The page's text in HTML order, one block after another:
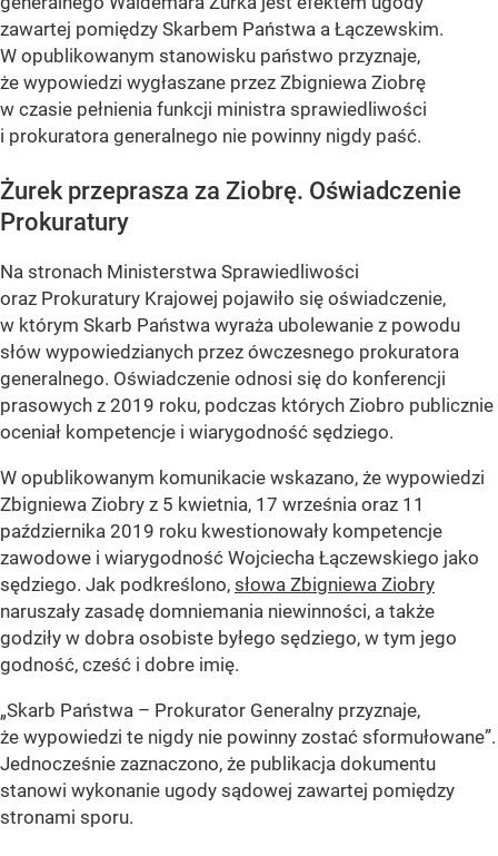
zawartej pomiędzy Skarbem Państwa a Łączewskim.
W opublikowanym stanowisku państwo przyznaje,
że wypowiedzi wygłaszane przez Zbigniewa Ziobrę
w czasie pełnienia funkcji ministra sprawiedliwości
i prokuratora generalnego nie powinny nigdy paść.
Żurek przeprasza za Ziobrę. Oświadczenie
Prokuratury
Na stronach Ministerstwa Sprawiedliwości
oraz Prokuratury Krajowej pojawiło się oświadczenie,
w którym Skarb Państwa wyraża ubolewanie z powodu
słów wypowiedzianych przez ówczesnego prokuratora
generalnego. Oświadczenie odnosi się do konferencji
prasowych z 2019 roku, podczas których Ziobro publicznie
oceniał kompetencje i wiarygodność sędziego.
W opublikowanym komunikacie wskazano, że wypowiedzi
Zbigniewa Ziobry z 5 kwietnia, 17 września oraz 11
października 2019 roku kwestionowały kompetencje
zawodowe i wiarygodność Wojciecha Łączewskiego jako
sędziego. Jak podkreślono, słowa Zbigniewa Ziobry
naruszały zasadę domniemania niewinności, a także
godziły w dobra osobiste byłego sędziego, w tym jego
godność, cześć i dobre imię.
„Skarb Państwa – Prokurator Generalny przyznaje,
że wypowiedzi te nigdy nie powinny zostać sformułowane”.
Jednocześnie zaznaczono, że publikacja dokumentu
stanowi wykonanie ugody sądowej zawartej pomiędzy
stronami sporu.